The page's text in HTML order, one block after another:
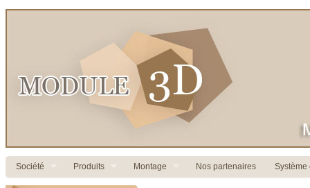
Société Produits Montage Nos partenaires Système